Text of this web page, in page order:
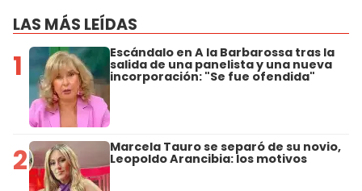
LAS MÁS LEÍDAS
1 Escándalo en A la Barbarossa tras la
salida de una panelista y una nueva
incorporación: "Se fue ofendida"
2 Marcela Tauro se separó de su novio,
Leopoldo Arancibia: los motivos